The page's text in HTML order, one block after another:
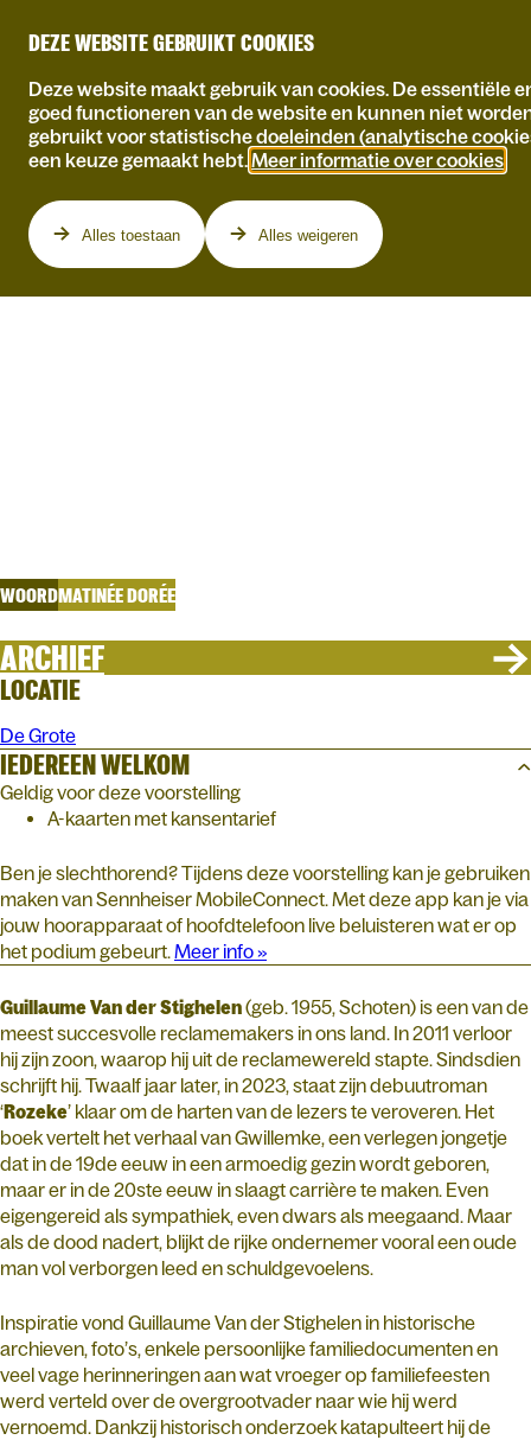
DEZE WEBSITE GEBRUIKT COOKIES
Deze website maakt gebruik van cookies. De essentiële
goed functioneren van de website en kunnen niet
gebruikt voor statistische doeleinden (analytische
een keuze gemaakt hebt. Meer informatie over cookies
Alles toestaan Alles weigeren
WOORDMATINÉE DORÉE
ARCHIEF
LOCATIE
De Grote
IEDEREEN WELKOM
Geldig voor deze voorstelling
A-kaarten met kansentarief
Ben je slechthorend? Tijdens deze voorstelling kan je gebruiken
maken van Sennheiser MobileConnect. Met deze app kan je via
jouw hoorapparaat of hoofdtelefoon live beluisteren wat er op
het podium gebeurt. Meer info »
Guillaume Van der Stighelen(geb. 1955, Schoten) is een van de
meest succesvolle reclamemakers in ons land. In 2011 verloor
hij zijn zoon, waarop hij uit de reclamewereld stapte. Sindsdien
schrijft hij. Twaalf jaar later, in 2023, staat zijn debuutroman
‘Rozeke’ klaar om de harten van de lezers te veroveren. Het
boek vertelt het verhaal van Gwillemke, een verlegen jongetje
dat in de 19de eeuw in een armoedig gezin wordt geboren,
maar er in de 20ste eeuw in slaagt carrière te maken. Even
eigengereid als sympathiek, even dwars als meegaand. Maar
als de dood nadert, blijkt de rijke ondernemer vooral een oude
man vol verborgen leed en schuldgevoelens.
Inspiratie vond Guillaume Van der Stighelen in historische
archieven, foto’s, enkele persoonlijke familiedocumenten en
veel vage herinneringen aan wat vroeger op familiefeesten
werd verteld over de overgrootvader naar wie hij werd
vernoemd. Dankzij historisch onderzoek katapulteert hij de